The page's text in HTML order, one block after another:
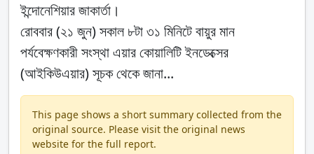
ইন্দোনেশিয়ার জাকার্তা।
রোববার (২১ জুন) সকাল ৮টা ৩১ মিনিটে বায়ুর মান
পর্যবেক্ষণকারী সংস্থা এয়ার কোয়ালিটি ইনডেক্সের
(আইকিউএয়ার) সূচক থেকে জানা...
This page shows a short summary collected from the
original source. Please visit the original news
website for the full report.